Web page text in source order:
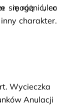
się różnić, co
charakter.
otoczeniu
mogą ulec
Wycieczka
Anulacji